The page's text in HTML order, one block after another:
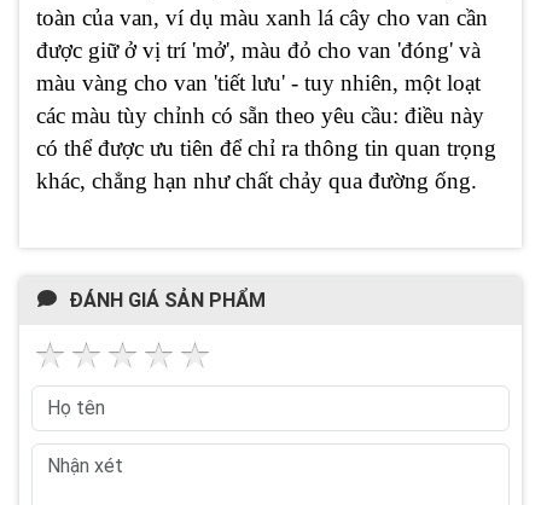
toàn của van, ví dụ màu xanh lá cây cho van cần
được giữ ở vị trí 'mở', màu đỏ cho van 'đóng' và
màu vàng cho van 'tiết lưu' - tuy nhiên, một loạt
các màu tùy chỉnh có sẵn theo yêu cầu: điều này
có thể được ưu tiên để chỉ ra thông tin quan trọng
khác, chẳng hạn như chất chảy qua đường ống.
ĐÁNH GIÁ SẢN PHẨM